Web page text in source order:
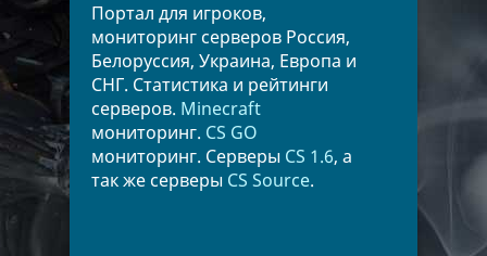
Портал для игроков,
мониторинг серверов Россия,
Белоруссия, Украина, Европа и
СНГ. Статистика и рейтинги
серверов. Minecraft
мониторинг. CS GO
мониторинг. Серверы CS 1.6, а
так же серверы CS Source.